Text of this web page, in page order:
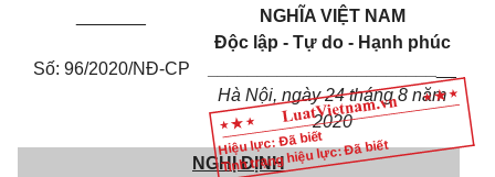
Hiệu lực: Đã biết
Tình trạng hiệu lực: Đã biết
Số: 96/2020/NĐ-CP
NGHĨA VIỆT NAM
Độc lập - Tự do - Hạnh phúc
Hà Nội, ngày24tháng 8 năm
2020
NGHỊ ĐỊNH